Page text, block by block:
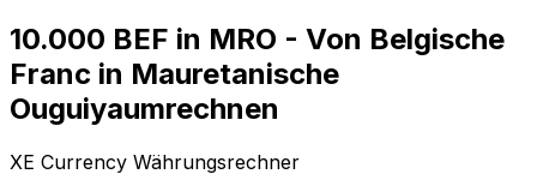
10.000 BEF in MRO - Von Belgische
Franc in Mauretanische
Ouguiyaumrechnen
XE Currency Währungsrechner